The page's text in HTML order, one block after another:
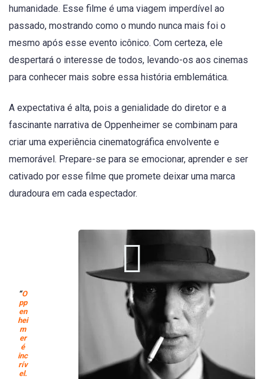
humanidade. Esse filme é uma viagem imperdível ao
passado, mostrando como o mundo nunca mais foi o
mesmo após esse evento icônico. Com certeza, ele
despertará o interesse de todos, levando-os aos cinemas
para conhecer mais sobre essa história emblemática.
A expectativa é alta, pois a genialidade do diretor e a
fascinante narrativa de Oppenheimer se combinam para
criar uma experiência cinematográfica envolvente e
memorável. Prepare-se para se emocionar, aprender e ser
cativado por esse filme que promete deixar uma marca
duradoura em cada espectador.
“O
pp
en
hei
m
er
é
inc
rív
el.